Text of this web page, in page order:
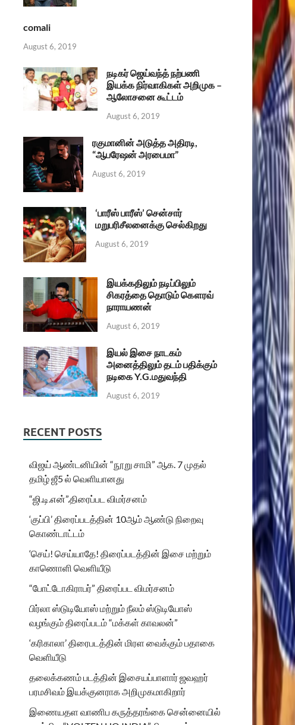
comali
August 6, 2019
நடிகர் ஜெய்வந்த் நற்பணி
இயக்க நிர்வாகிகள் அறிமுக –
ஆலோசனை கூட்டம்
August 6, 2019
ரகுமானின் அடுத்த அதிரடி,
“ஆபரேஷன் அரபைமா”
August 6, 2019
‘பாரீஸ் பாரீஸ்’ சென்சார்
மறுபரிசீலனைக்கு செல்கிறது
August 6, 2019
இயக்கதிலும் நடிப்பிலும்
சிகரத்தை தொடும் கௌரவ்
நாராயணன்
August 6, 2019
இயல் இசை நாடகம்
அனைத்திலும் தடம் பதிக்கும்
நடிகை Y.G.மதுவந்தி
August 6, 2019
RECENT POSTS
விஜய் ஆண்டனியின் “நூறு சாமி” ஆக. 7 முதல்
தமிழ் ஜீ5 ல் வெளியானது
“ஜி.டி.என்”.திரைப்பட விமர்சனம்
‘குப்பி’ திரைப்படத்தின் 10ஆம் ஆண்டு நிறைவு
கொண்டாட்டம்
‘செய்! செய்யாதே! திரைப்படத்தின் இசை மற்றும்
காணொளி வெளியீடு
“போட்டோகிராபர்” திரைப்பட விமர்சனம்
பிர்லா ஸ்டுடியோஸ் மற்றும் நீலம் ஸ்டுடியோஸ்
வழங்கும் திரைப்படம் “மக்கள் காவலன்”
‘கரிகாலா’ திரைபடத்தின் மிரள வைக்கும் பதாகை
வெளியீடு
தலைக்கணம் படத்தின் இசையப்பாளார் ஜவஹர்
பரமசிவம் இயக்குனராக அறிமுகமாகிறார்
இணையதள வாணிப கருத்தரங்கை சென்னையில்